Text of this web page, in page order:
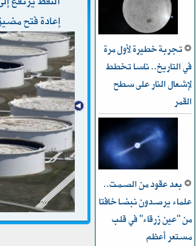
تجربة خطيرة لأول مرة
في التاريخ.. ناسا تخطط
ﻹشعال النار على سطح
القمر
بعد عقود من الصمت..
علماء يرصدون نبضا خافتا
من "عين زرقاء" في قلب
مستعر أعظم
إعادة فتح